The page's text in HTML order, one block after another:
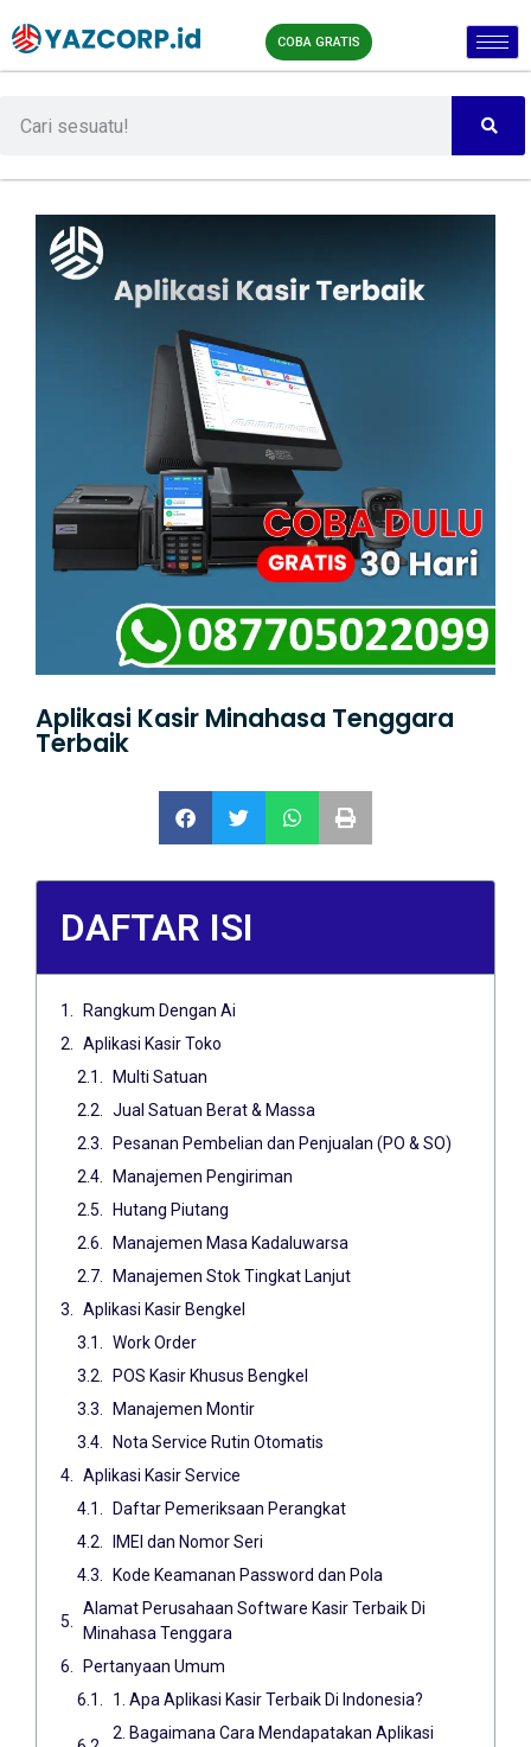
COBA GRATIS
Aplikasi Kasir Minahasa Tenggara
Terbaik
DAFTAR ISI
Rangkum Dengan Ai
Aplikasi Kasir Toko
Multi Satuan
Jual Satuan Berat & Massa
Pesanan Pembelian dan Penjualan (PO & SO)
Manajemen Pengiriman
Hutang Piutang
Manajemen Masa Kadaluwarsa
Manajemen Stok Tingkat Lanjut
Aplikasi Kasir Bengkel
Work Order
POS Kasir Khusus Bengkel
Manajemen Montir
Nota Service Rutin Otomatis
Aplikasi Kasir Service
Daftar Pemeriksaan Perangkat
IMEI dan Nomor Seri
Kode Keamanan Password dan Pola
Alamat Perusahaan Software Kasir Terbaik Di
Minahasa Tenggara
Pertanyaan Umum
1. Apa Aplikasi Kasir Terbaik Di Indonesia?
2. Bagaimana Cara Mendapatakan Aplikasi